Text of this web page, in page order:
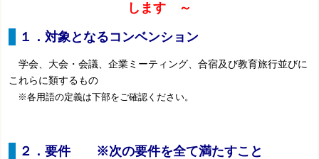
します ～
１．対象となるコンベンション
学会、大会・会議、企業ミーティング、合宿及び教育旅行並びに
これらに類するもの
※各用語の定義は下部をご確認ください。
２．要件 ※次の要件を全て満たすこと